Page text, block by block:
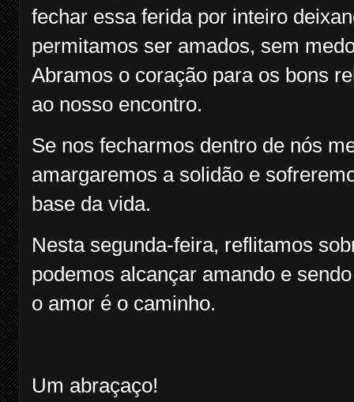
fechar essa ferida por inteiro
permitamos ser amados, sem
Abramos o coração para os bons
ao nosso encontro.
Se nos fecharmos dentro de nós
amargaremos a solidão e
base da vida.
Nesta segunda-feira, reflitamos
podemos alcançar amando e
o amor é o caminho.
Um abraçaço!